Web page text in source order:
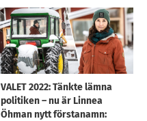
VALET 2022: Tänkte lämna
politiken – nu är Linnea
Öhman nytt förstanamn: